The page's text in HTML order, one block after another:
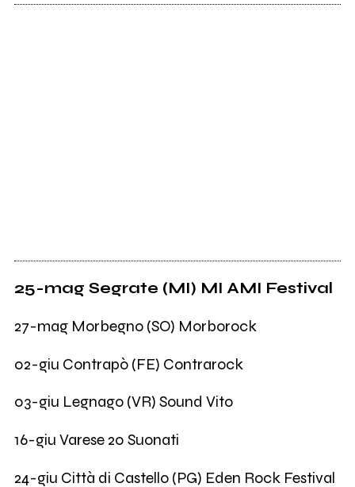
25-mag Segrate (MI) MI AMI Festival
27-mag Morbegno (SO) Morborock
02-giu Contrapò (FE) Contrarock
03-giu Legnago (VR) Sound Vito
16-giu Varese 20 Suonati
24-giu Città di Castello (PG) Eden Rock Festival